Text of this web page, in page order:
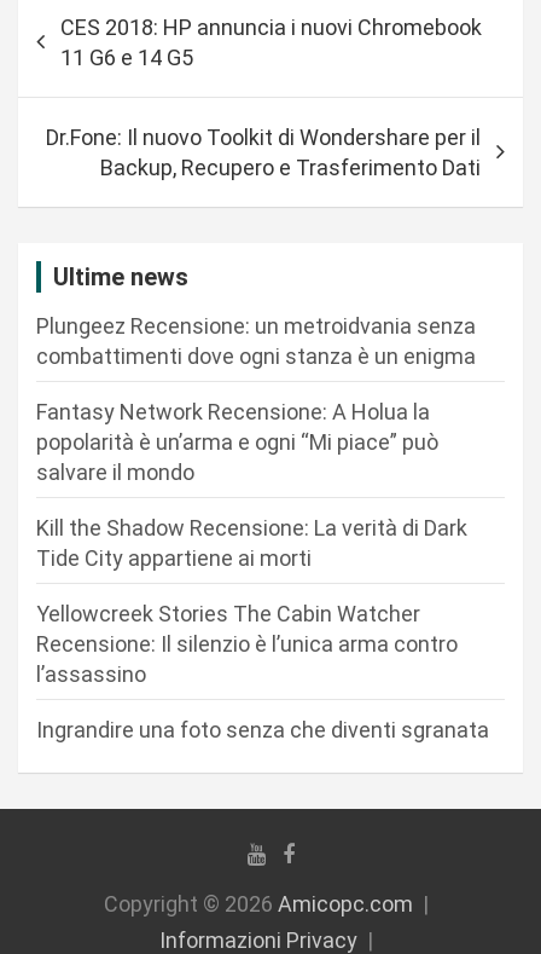
a
CES 2018: HP annuncia i nuovi Chromebook
11 G6 e 14 G5
Dr.Fone: Il nuovo Toolkit di Wondershare per il
Backup, Recupero e Trasferimento Dati
Ultime news
Plungeez Recensione: un metroidvania senza
combattimenti dove ogni stanza è un enigma
Fantasy Network Recensione: A Holua la
popolarità è un’arma e ogni “Mi piace” può
salvare il mondo
Kill the Shadow Recensione: La verità di Dark
Tide City appartiene ai morti
Yellowcreek Stories The Cabin Watcher
Recensione: Il silenzio è l’unica arma contro
l’assassino
Ingrandire una foto senza che diventi sgranata
Copyright © 2026 Amicopc.com
Informazioni Privacy